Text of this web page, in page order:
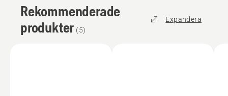
Reservdelar och tillbehör
Hitta din lokala återförsäljare
Rekommenderade
produkter (5)
Expandera